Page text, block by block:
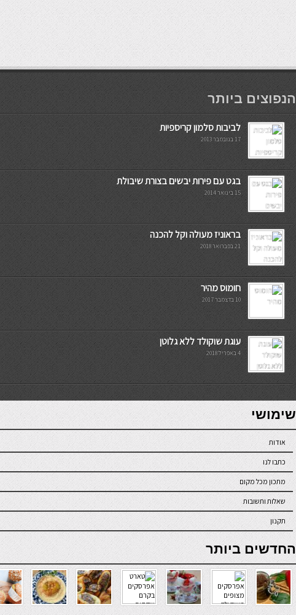
мостбет кг
הנפוצים ביותר
לביבות סלמון קריספיות
17 בנובמבר 2013
בגט עם פירות יבשים בצורת שיבולת
15 בינואר 2014
בראוניז מעולה וקל להכנה
21 בפברואר 2018
חומוס מהיר
10 בדצמבר 2017
עוגת שוקולד ללא גלוטן
4 באפריל 2018
7slots
seriöse online casinos österreich
שימושי
אודות
כתבו לנו
מתכון מכל מקום
שאלות ותשובות
תקנון
online casino
החדשים ביותר